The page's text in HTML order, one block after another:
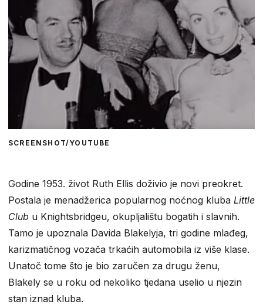
SCREENSHOT/YOUTUBE
Godine 1953. život Ruth Ellis doživio je novi preokret.
Postala je menadžerica popularnog noćnog kluba Little
Club u Knightsbridgeu, okupljalištu bogatih i slavnih.
Tamo je upoznala Davida Blakelyja, tri godine mlađeg,
karizmatičnog vozača trkaćih automobila iz više klase.
Unatoč tome što je bio zaručen za drugu ženu,
Blakely se u roku od nekoliko tjedana uselio u njezin
stan iznad kluba.